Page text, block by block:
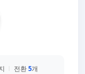
전환5개